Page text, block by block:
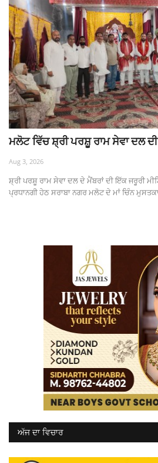
ਮਲੋਟ ਵਿੱਚ ਸ਼੍ਰੀ ਪਰਸ਼ੂ ਰਾਮ ਸੇਵਾ ਦਲ ਦੀ
Aug 3, 2026
ਸ਼੍ਰੀ ਪਰਸ਼ੂ ਰਾਮ ਸੇਵਾ ਦਲ ਦੇ ਮੈਂਬਰਾਂ ਦੀ ਇੱਕ ਜਰੂਰੀ
ਪ੍ਰਧਾਨਗੀ ਹੇਠ ਸਰਾਬਾ ਨਗਰ ਮਲੋਟ ਦੇ ਮਾਂ ਚਿੰਨ
ਅੱਜ ਦਾ ਵਿਚਾਰ